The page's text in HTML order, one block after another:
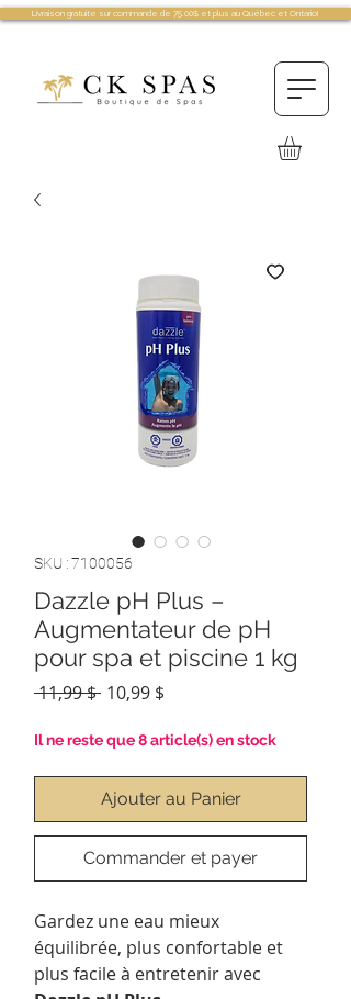
Livraison gratuite sur commande de 75.00$ et plus au Québec et Ontario!
SKU : 7100056
Dazzle pH Plus –
Augmentateur de pH
pour spa et piscine 1 kg
11,99 $ Prix
10,99 $
Il ne reste que 8 article(s) en stock
Ajouter au Panier
Commander et payer
Gardez une eau mieux
équilibrée, plus confortable et
plus facile à entretenir avec